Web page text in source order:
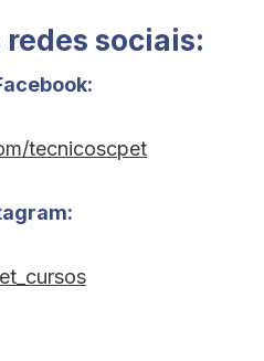
redes sociais:
tecnicoscpet